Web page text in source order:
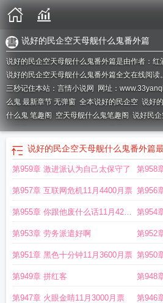
说好的民企空天母舰什么鬼番外篇
说好的民企空天母舰什么鬼番外篇是由作者：
说好的民企空天母舰什么鬼番外篇全文在线阅读。
三秒记住本站：言情小说网 网址：
么鬼 最新章节 无弹窗 全本说好的民企空 说好
什么鬼 笔趣阁 空天母舰什么鬼笔趣阁 说好民
空天母舰什么鬼说好的民企空天母舰[科幻
说好民企空天母舰什么鬼txt 说好的民企空
天母舰什么鬼笔趣
企空天母舰什么鬼空天母舰什么鬼txt
说好的民企空天母舰什么鬼番外篇
第959章 激进派认为自己太保守了 第958
第957章 互联网危机11月4400月票 第956
第955章 你跟他废什么话11月4200
月票
第954
第953章 劳务派遣好啊 第952
第951章 黑色十分钟11月3600月票 第950
第949章 拼红客 第948
２00月
第947章 火眼金睛11月3000月票 第946